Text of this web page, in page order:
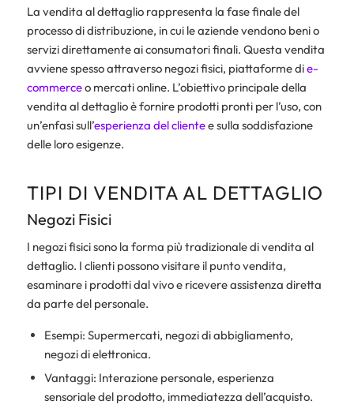
La vendita al dettaglio rappresenta la fase finale del
processo di distribuzione, in cui le aziende vendono beni o
servizi direttamente ai consumatori finali. Questa vendita
avviene spesso attraverso negozi fisici, piattaforme die-
commerceo mercati online. L’obiettivo principale della
vendita al dettaglio è fornire prodotti pronti per l’uso, con
un’enfasi sull’esperienza del clientee sulla soddisfazione
delle loro esigenze.
TIPI DI VENDITA AL DETTAGLIO
Negozi Fisici
I negozi fisici sono la forma più tradizionale di vendita al
dettaglio. I clienti possono visitare il punto vendita,
esaminare i prodotti dal vivo e ricevere assistenza diretta
da parte del personale.
Esempi: Supermercati, negozi di abbigliamento,
negozi di elettronica.
Vantaggi: Interazione personale, esperienza
sensoriale del prodotto, immediatezza dell’acquisto.